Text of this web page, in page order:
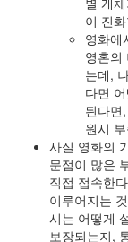
이 진
영화에
영혼의
는데,
다면
된다면
원시
사실 영화의
문점이 많은
직접 접속한
이루어지는
시는 어떻게
보장되는지,